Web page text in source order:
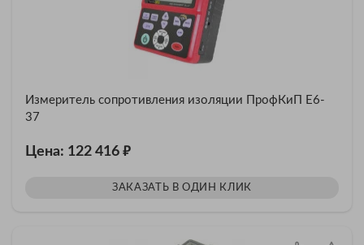
Измеритель сопротивления изоляции ПрофКиП Е6-
37
Цена: 122 416 ₽
ЗАКАЗАТЬ В ОДИН КЛИК